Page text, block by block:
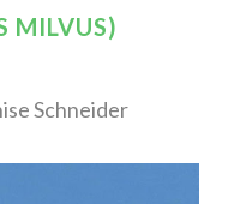
MILVUS)
Schneider